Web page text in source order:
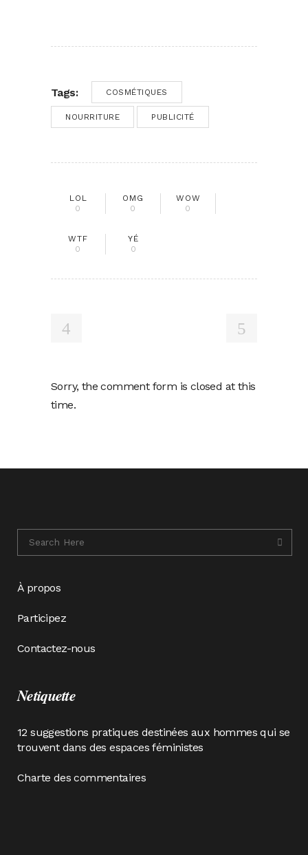
Tags: COSMÉTIQUES
NOURRITURE PUBLICITÉ
LOL
0
OMG
0
WOW
0
WTF
0
YÉ
0
Sorry, the comment form is closed at this
time.
À propos
Participez
Contactez-nous
Netiquette
12 suggestions pratiques destinées aux hommes qui se
trouvent dans des espaces féministes
Charte des commentaires